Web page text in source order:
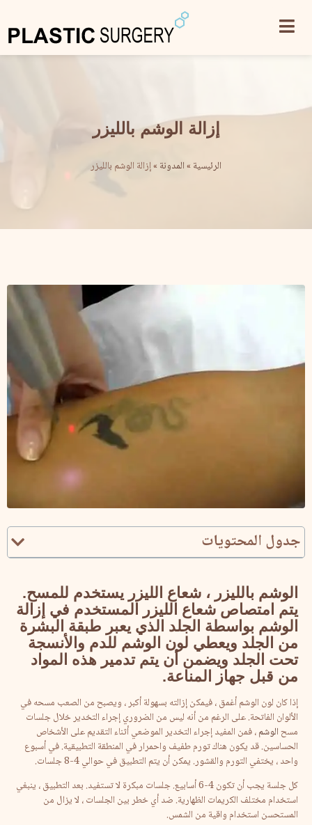
إزالة الوشم بالليزر
الرئيسية »المدونة »إزالة الوشم بالليزر
جدول المحتويات
الوشم بالليزر ، شعاع الليزر يستخدم للمسح.
يتم امتصاص شعاع الليزر المستخدم في إزالة
الوشم بواسطة الجلد الذي يعبر طبقة البشرة
من الجلد ويعطي لون الوشم للدم والأنسجة
تحت الجلد ويضمن أن يتم تدمير هذه المواد
من قبل جهاز المناعة.
إذا كان لون الوشم أغمق ، فيمكن إزالته بسهولة أكبر ، ويصبح من الصعب مسحه في
الألوان الفاتحة. على الرغم من أنه ليس من الضروري إجراء التخدير خلال جلسات
مسحالوشم، فمن المفيد إجراء التخدير الموضعي أثناء التقديم على الأشخاص
الحساسين. قد يكون هناك تورم طفيف واحمرار في المنطقة التطبيقية. في أسبوع
واحد ، يختفي التورم والقشور. يمكن أن يتم التطبيق في حوالي 4-8 جلسات.
كل جلسة يجب أن تكون 4-6 أسابيع. جلسات مبكرة لا تستفيد. بعد التطبيق ، ينبغي
استخدام مختلف الكريمات الظهارية. ضد أي خطر بين الجلسات ، لا يزال من
المستحسن استخدام واقية من الشمس.